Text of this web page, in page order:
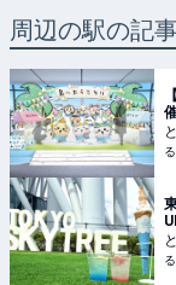
周辺の駅の記